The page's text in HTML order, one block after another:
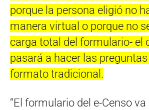
porque la persona eligió no
manera virtual o porque no
carga total del formulario- el
pasará a hacer las preguntas
formato tradicional.
“El formulario del e-Censo va